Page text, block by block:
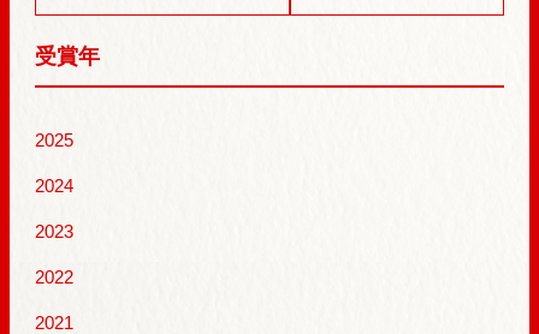
受賞年
2025
2024
2023
2022
2021